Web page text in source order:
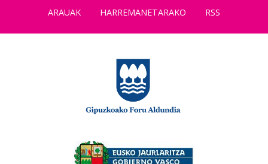
ARAUAK
HARREMANETARAKO RSS